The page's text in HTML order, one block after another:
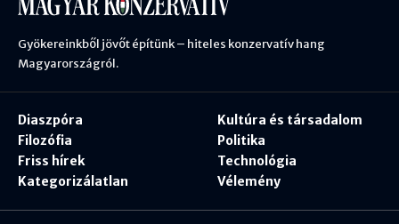
Gyökereinkből jövőt építünk – hiteles konzervatív hang
Magyarországról.
Diaszpóra
Filozófia
Friss hírek
Kategorizálatlan
Kultúra és társadalom
Politika
Technológia
Vélemény